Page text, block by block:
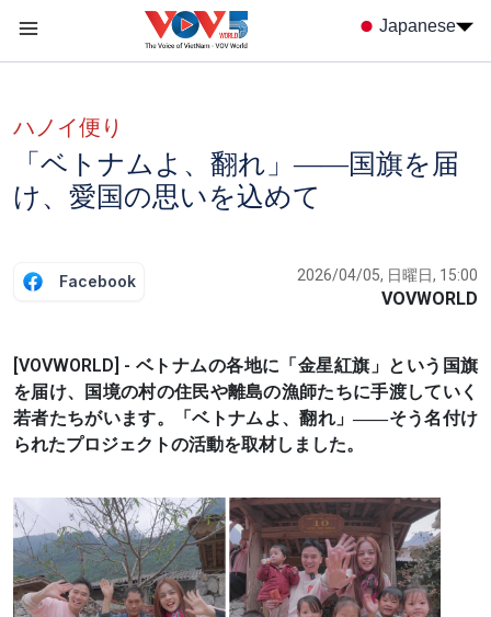
Japanese
ハノイ便り
「ベトナムよ、翻れ」――国旗を届
け、愛国の思いを込めて
Facebook 2026/04/05, 日曜日, 15:00
VOVWORLD
[VOVWORLD] - ベトナムの各地に「金星紅旗」という国旗
を届け、国境の村の住民や離島の漁師たちに手渡していく
若者たちがいます。「ベトナムよ、翻れ」――そう名付け
られたプロジェクトの活動を取材しました。